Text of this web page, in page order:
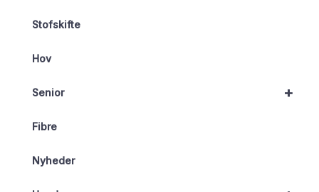
Stofskifte
Hov
+
Senior
Fibre
Nyheder